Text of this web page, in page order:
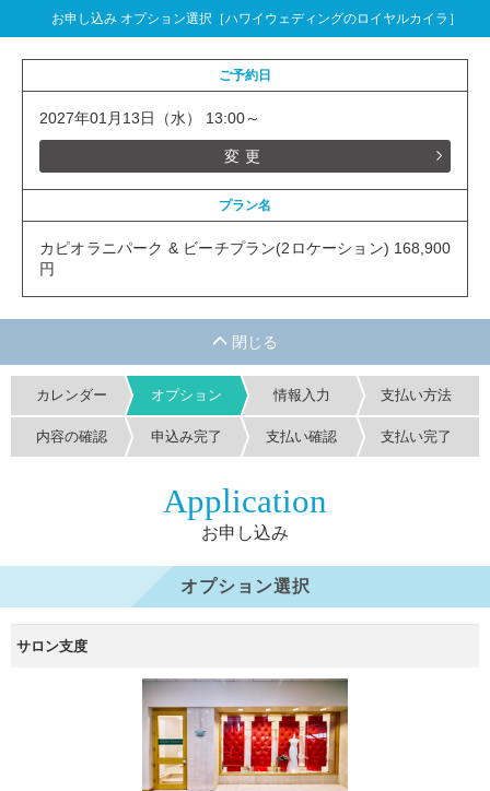
お申し込み オプション選択［ハワイウェディングのロイヤルカイラ］
ご予約日
2027年01月13日（水） 13:00～
変更
プラン名
カピオラニパーク & ビーチプラン(2ロケーション) 168,900
円
カレンダー オプション 情報入力 支払い方法
内容の確認 申込み完了 支払い確認 支払い完了
Application
お申し込み
オプション選択
サロン支度